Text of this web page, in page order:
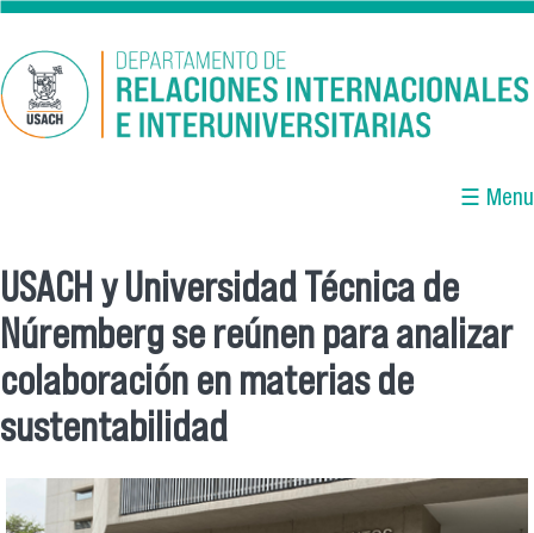
Pasar al contenido principal
☰ Menu
Se encuentra usted aquí
USACH y Universidad Técnica de
Núremberg se reúnen para analizar
colaboración en materias de
sustentabilidad